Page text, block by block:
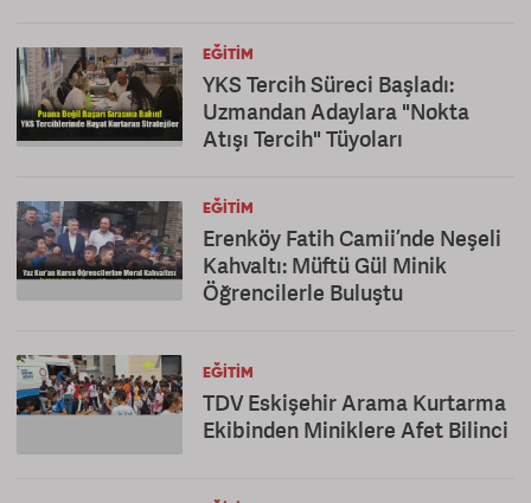
EĞITIM
YKS Tercih Süreci Başladı:
Uzmandan Adaylara "Nokta
Atışı Tercih" Tüyoları
EĞITIM
Erenköy Fatih Camii’nde Neşeli
Kahvaltı: Müftü Gül Minik
Öğrencilerle Buluştu
EĞITIM
TDV Eskişehir Arama Kurtarma
Ekibinden Miniklere Afet Bilinci